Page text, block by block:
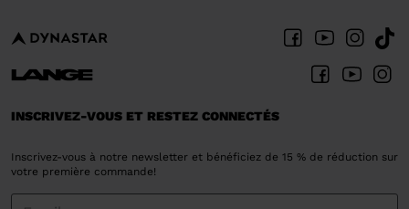
INSCRIVEZ-VOUS ET RESTEZ CONNECTÉS
Inscrivez-vous à notre newsletter et bénéficiez de 15 % de réduction sur
votre première commande!